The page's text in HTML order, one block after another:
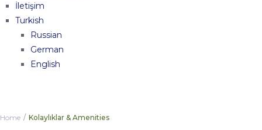
İletişim
Turkish
Russian
German
English
Home Kolaylıklar & Amenities